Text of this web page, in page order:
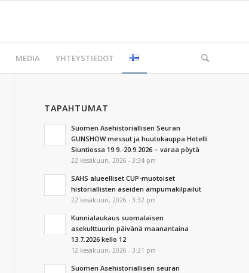
MEDIA YHTEYSTIEDOT
TAPAHTUMAT
Suomen Asehistoriallisen Seuran
GUNSHOW messut ja huutokauppa Hotelli
Siuntiossa 19.9.-20.9.2026 – varaa pöytä
22 kesäkuun, 2026 - 3:34 pm
SAHS alueelliset CUP-muotoiset
historiallisten aseiden ampumakilpailut
22 kesäkuun, 2026 - 3:32 pm
Kunnialaukaus suomalaisen
asekulttuurin päivänä maanantaina
13.7.2026 kello 12
12 kesäkuun, 2026 - 3:21 pm
Suomen Asehistoriallisen seuran